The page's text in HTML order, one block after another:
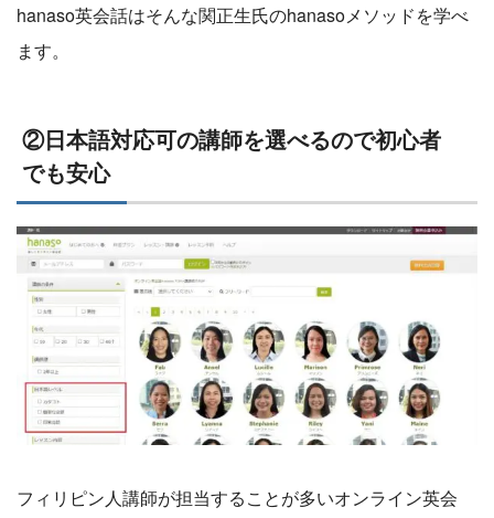
hanaso英会話はそんな関正生氏のhanasoメソッドを学べ
ます。
②日本語対応可の講師を選べるので初心者
でも安心
フィリピン人講師が担当することが多いオンライン英会